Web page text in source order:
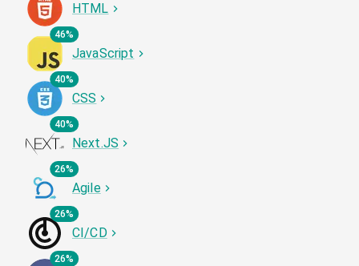
HTML
46%
JavaScript
40%
CSS
40%
Next.JS
26%
Agile
26%
CI/CD
26%